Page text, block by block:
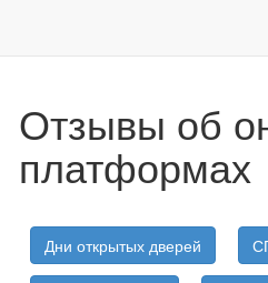
Отзывы об
платформах
Дни открытых дверей